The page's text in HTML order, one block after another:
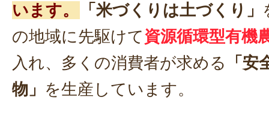
います。
「米づくりは土づくり」
の地域に先駆けて資源循環型有機
入れ、多くの消費者が求める
「
物」 を生産しています。